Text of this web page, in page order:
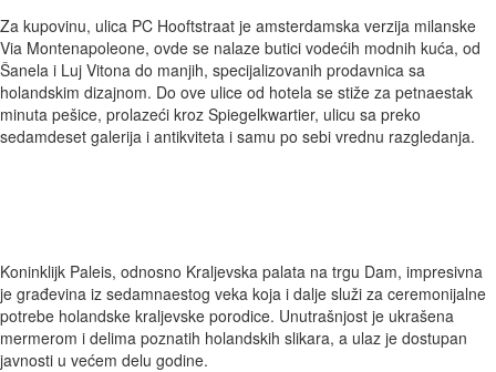
Za kupovinu, ulica PC Hooftstraat je amsterdamska verzija milanske
Via Montenapoleone, ovde se nalaze butici vodećih modnih kuća, od
Šanela i Luj Vitona do manjih, specijalizovanih prodavnica sa
holandskim dizajnom. Do ove ulice od hotela se stiže za petnaestak
minuta pešice, prolazeći kroz Spiegelkwartier, ulicu sa preko
sedamdeset galerija i antikviteta i samu po sebi vrednu razgledanja.
Koninklijk Paleis, odnosno Kraljevska palata na trgu Dam, impresivna
je građevina iz sedamnaestog veka koja i dalje služi za ceremonijalne
potrebe holandske kraljevske porodice. Unutrašnjost je ukrašena
mermerom i delima poznatih holandskih slikara, a ulaz je dostupan
javnosti u većem delu godine.